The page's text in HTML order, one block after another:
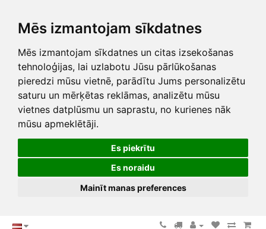
Mēs izmantojam sīkdatnes
Mēs izmantojam sīkdatnes un citas izsekošanas
tehnoloģijas, lai uzlabotu Jūsu pārlūkošanas
pieredzi mūsu vietnē, parādītu Jums personalizētu
saturu un mērķētas reklāmas, analizētu mūsu
vietnes datplūsmu un saprastu, no kurienes nāk
mūsu apmeklētāji.
Es piekrītu
Es noraidu
Mainīt manas preferences